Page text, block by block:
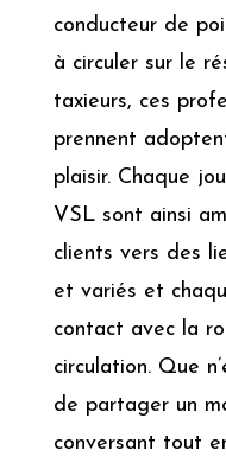
conducteur de
à circuler sur le
taxieurs, ces
prennent
plaisir. Chaque
VSL sont ainsi
clients vers des
et variés et
contact avec la
circulation. Que
de partager un
conversant tout